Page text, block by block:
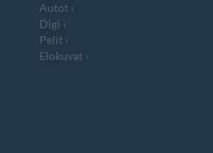
Autot
Digi
Pelit
Elokuvat